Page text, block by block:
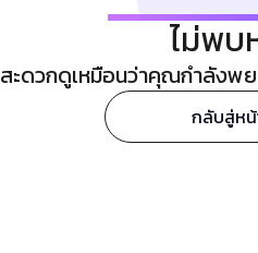
ไม่พบ
ะดวกดูเหมือนว่าคุณกำลังพ
กลับสู่ห